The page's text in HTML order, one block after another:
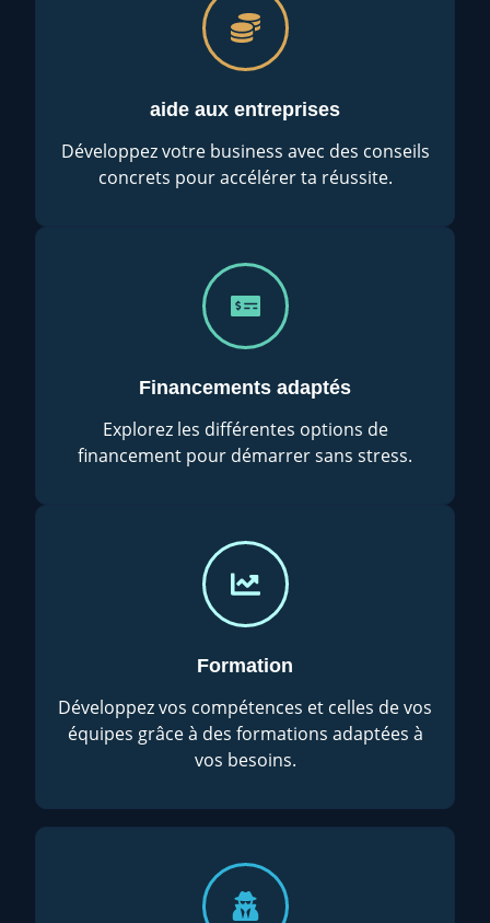
aide aux entreprises
Développez votre business avec des conseils
concrets pour accélérer ta réussite.
Financements adaptés
Explorez les différentes options de
financement pour démarrer sans stress.
Formation
Développez vos compétences et celles de vos
équipes grâce à des formations adaptées à
vos besoins.